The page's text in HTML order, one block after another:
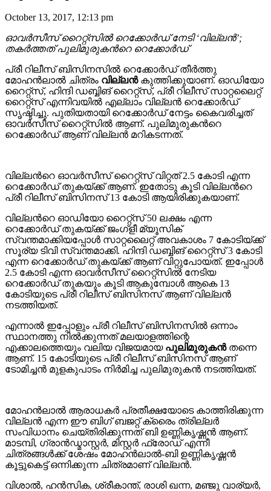
October 13, 2017, 12:13 pm
ഓവർസീസ് റൈറ്റ്സില്‍ റെക്കോർഡ് നേടി ‘വില്ലൻ’;
തകർത്തത് പുലിമുരുകന്‍റെ റെക്കോർഡ്
പ്രീ റിലീസ് ബിസിനസിൽ റെക്കോർഡ് തീർത്തു
മോഹൻലാൽ ചിത്രം വില്ലൻകുത്തിക്കുയാണ്. ഓഡിയോ
റൈറ്റ്‌സ്, ഹിന്ദി ഡബ്ബിങ് റൈറ്റ്‌സ്, പ്രീ റിലീസ് സാറ്റലൈറ്റ്
റൈറ്റ്‌സ് എന്നിവയിൽ എല്ലാം വില്ലൻ റെക്കോർഡ്
സൃഷ്ടിച്ചു. പുതിയതായി റെക്കോർഡ് നേട്ടം കൈവരിച്ചത്
ഓവർസീസ് റൈറ്റ്‌സിൽ ആണ്. പുലിമുരുകന്‍റെ
റെക്കോർഡ് ആണ് വില്ലൻ മറികടന്നത്.
വില്ലന്‍റെ ഓവർസീസ് റൈറ്റ്‌സ് വിറ്റത് 2.5 കോടി എന്ന
റെക്കോർഡ് തുകയ്ക്ക് ആണ്. ഇതോടു കൂടി വില്ലന്‍റെ
പ്രീ റിലീസ് ബിസിനസ് 13 കോടി ആയിരിക്കുകയാണ്.
വില്ലന്‍റെ ഓഡിയോ റൈറ്റ്സ് 50 ലക്ഷം എന്ന
റെക്കോർഡ് തുകയ്ക്ക് ജംഗ്‌ളീ മ്യൂസിക്
സ്വന്തമാക്കിയപ്പോൾ സാറ്റലൈറ്റ് അവകാശം 7 കോടിയ്ക്ക്
സൂര്യ ടിവി സ്വന്തമാക്കി. ഹിന്ദി ഡബ്ബിങ് റൈറ്റ്സ് 3 കോടി
എന്ന റെക്കോർഡ് തുകയ്ക്ക് ആണ് വിറ്റുപോയത്. ഇപ്പോൾ
2.5 കോടി എന്ന ഓവർസീസ് റൈറ്റ്സിൽ നേടിയ
റെക്കോർഡ് തുകയും കൂടി ആകുമ്പോൾ ആകെ 13
കോടിയുടെ പ്രീ റിലീസ് ബിസിനസ് ആണ് വില്ലൻ
നടത്തിയത്.
എന്നാൽ ഇപ്പോളും പ്രീ റിലീസ് ബിസിനസിൽ ഒന്നാം
സ്ഥാനത്തു നിൽക്കുന്നത് മലയാളത്തിന്റെ
എക്കാലത്തെയും വലിയ വിജയമായ പുലിമുരുകൻതന്നെ
ആണ്. 15 കോടിയുടെ പ്രീ റിലീസ് ബിസിനസ് ആണ്
ടോമിച്ചൻ മുളകുപാടം നിർമിച്ച പുലിമുരുകൻ നടത്തിയത്.
മോഹൻലാൽ ആരാധകർ പ്രതീക്ഷയോടെ കാത്തിരിക്കുന്ന
വില്ലൻ എന്ന ഈ ബിഗ് ബജറ്റ് ക്രൈം ത്രില്ലർ
സംവിധാനം ചെയ്തിരിക്കുന്നത് ബി ഉണ്ണികൃഷ്ണൻ ആണ്.
മാടമ്പി, ഗ്രാൻഡ്മാസ്റ്റർ, മിസ്റ്റർ ഫ്രോഡ് എന്നീ
ചിത്രങ്ങൾക്ക് ശേഷം മോഹൻലാൽ-ബി ഉണ്ണികൃഷ്ണൻ
കൂട്ടുകെട്ട് ഒന്നിക്കുന്ന ചിത്രമാണ് വില്ലൻ.
വിശാൽ, ഹൻസിക, ശ്രീകാന്ത്, രാശി ഖന്ന, മഞ്ജു വാര്യർ,